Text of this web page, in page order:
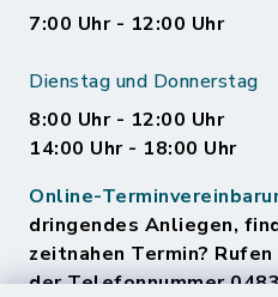
7:00 Uhr - 12:00 Uhr
Dienstag und Donnerstag
8:00 Uhr - 12:00 Uhr
14:00 Uhr - 18:00 Uhr
Online-
dringendes Anliegen,
zeitnahen Termin?
der Telefonnummer